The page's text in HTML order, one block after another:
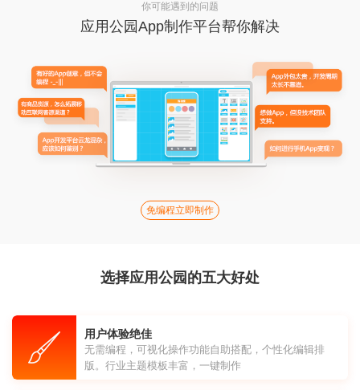
你可能遇到的问题
应用公园App制作平台帮你解决
免编程立即制作
选择应用公园的五大好处
用户体验绝佳
无需编程，可视化操作功能自助搭配，个性化编辑排
版。行业主题模板丰富，一键制作